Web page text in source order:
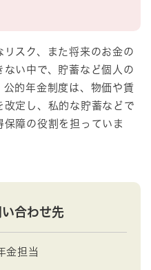
スク、また将来のお金の
い中で、貯蓄など個人の
的年金制度は、物価や賃
定し、私的な貯蓄などで
障の役割を担っていま
合わせ先
金担当